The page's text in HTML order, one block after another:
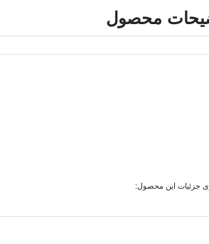
محصول
جزئیات این محصول: